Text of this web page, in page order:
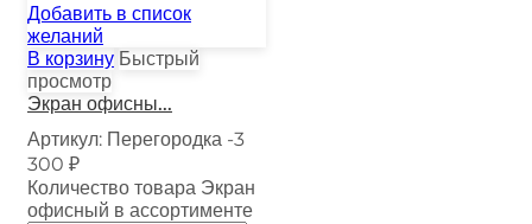
Добавить в список
желаний
В корзину Быстрый
просмотр
Экран офисны...
Артикул: Перегородка -3
300 ₽
Количество товара Экран
офисный в ассортименте